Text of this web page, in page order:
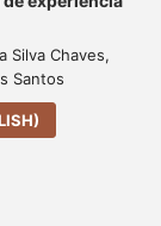
Silva Chaves,
Santos